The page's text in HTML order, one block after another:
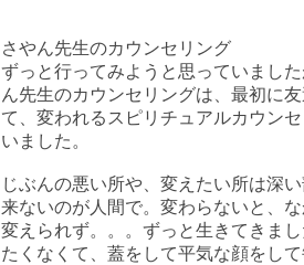
さやん先生のカウンセリング
ずっと行ってみようと思っていまし
ん先生のカウンセリングは、最初に
て、変われるスピリチュアルカウン
いました。
じぶんの悪い所や、変えたい所は深
来ないのが人間で。変わらないと、
変えられず。。。ずっと生きてきま
たくなくて、蓋をして平気な顔をして